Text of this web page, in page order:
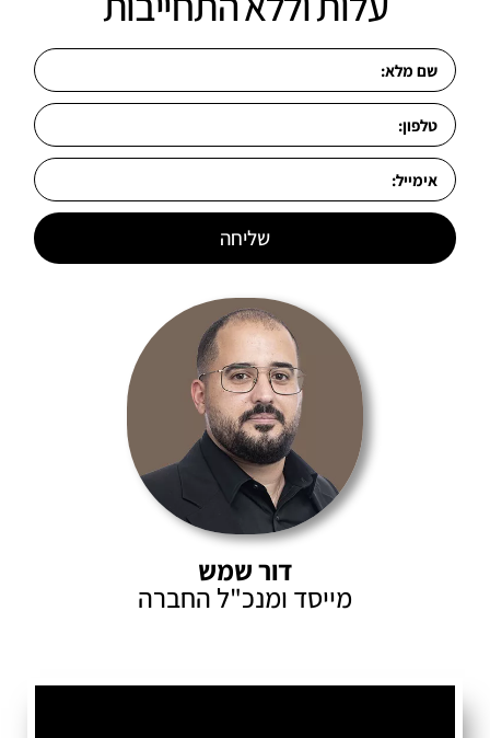
דור שמש
מייסד ומנכ"ל החברה
שליחה